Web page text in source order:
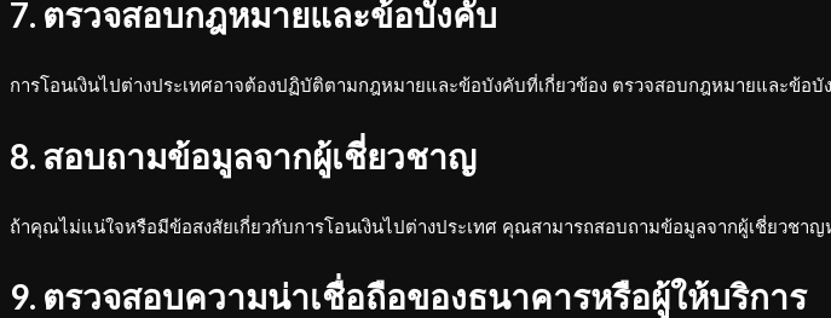
7. ตรวจสอบกฎหมายและข้อบังคับ
การโอนเงินไปต่างประเทศอาจต้องปฏิบัติตามกฎหมายและข้อบังคับที่เกี่ยวข้อง ตรวจสอบกฎหมายและข้อ
8. สอบถามข้อมูลจากผู้เชี่ยวชาญ
ถ้าคุณไม่แน่ใจหรือมีข้อสงสัยเกี่ยวกับการโอนเงินไปต่างประเทศ คุณสามารถสอบถามข้อมูลจากผู้เชี่ยวชา
9. ตรวจสอบความน่าเชื่อถือของธนาคารหรือผู้ให้บริการ